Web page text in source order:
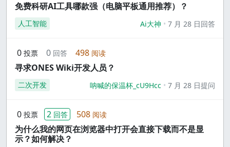
免费科研AI工具哪款强（电脑平板通用推荐）？
人工智能 Ai大神 7 月 28 日回答
0 投票 0 回答 498 阅读
寻求ONES Wiki开发人员？
二次开发 呐喊的保温杯_cU9Hcc 7 月 28 日提问
0 投票 2 回答 508 阅读
为什么我的网页在浏览器中打开会直接下载而不是显
示？如何解决？